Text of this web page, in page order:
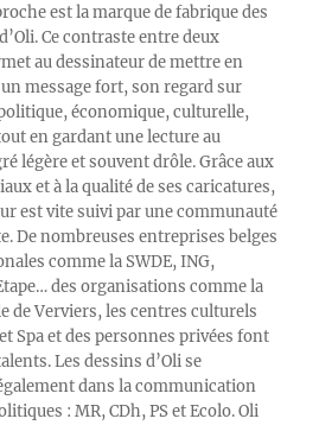
est la marque de fabrique des
Ce contraste entre deux
au dessinateur de mettre en
message fort, son regard sur
économique, culturelle,
en gardant une lecture au
légère et souvent drôle. Grâce aux
et à la qualité de ses caricatures,
est vite suivi par une communauté
De nombreuses entreprises belges
comme la SWDE, ING,
des organisations comme la
de Verviers, les centres culturels
Spa et des personnes privées font
Les dessins d’Oli se
dans la communication
: MR, CDh, PS et Ecolo. Oli